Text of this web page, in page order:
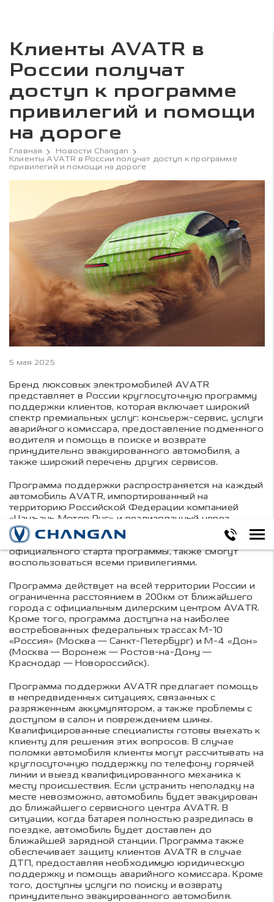
Клиенты AVATR в
России получат
доступ к программе
привилегий и помощи
на дороге
Главная
Новости Changan
Клиенты AVATR в России получат доступ к программе
привилегий и помощи на дороге
5 мая 2025
Бренд люксовых электромобилей AVATR
представляет в России круглосуточную программу
поддержки клиентов, которая включает широкий
спектр премиальных услуг: консьерж-сервис, услуги
аварийного комиссара, предоставление подменного
водителя и помощь в поиске и возврате
принудительно эвакуированного автомобиля, а
также широкий перечень других сервисов.
Программа поддержки распространяется на каждый
автомобиль AVATR, импортированный на
территорию Российской Федерации компанией
«Чанъань Мотор Рус» и реализованный через
уполномоченных дилеров компании. Это означает,
что клиенты, которые приобрели AVATR до
официального старта программы, также смогут
воспользоваться всеми привилегиями.
Программа действует на всей территории России и
ограниченна расстоянием в 200км от ближайшего
города с официальным дилерским центром AVATR.
Кроме того, программа доступна на наиболее
востребованных федеральных трассах М-10
«Россия» (Москва — Санкт-Петербург) и М-4 «Дон»
(Москва — Воронеж — Ростов-на-Дону —
Краснодар — Новороссийск).
Программа поддержки AVATR предлагает помощь
в непредвиденных ситуациях, связанных с
разряженным аккумулятором, а также проблемы с
доступом в салон и повреждением шины.
Квалифицированные специалисты готовы выехать к
клиенту для решения этих вопросов. В случае
поломки автомобиля клиенты могут рассчитывать на
круглосуточную поддержку по телефону горячей
линии и выезд квалифицированного механика к
месту происшествия. Если устранить неполадку на
месте невозможно, автомобиль будет эвакуирован
до ближайшего сервисного центра AVATR. В
ситуации, когда батарея полностью разредилась в
поездке, автомобиль будет доставлен до
ближайшей зарядной станции. Программа также
обеспечивает защиту клиентов AVATR в случае
ДТП, предоставляя необходимую юридическую
поддержку и помощь аварийного комиссара. Кроме
того, доступны услуги по поиску и возврату
принудительно эвакуированного автомобиля.